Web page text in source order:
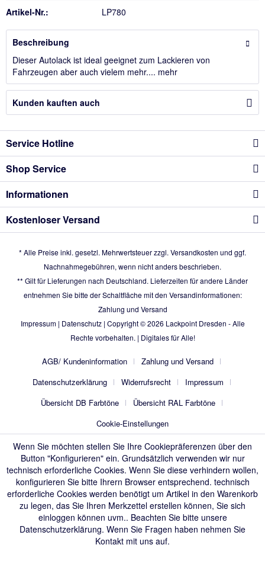
Artikel-Nr.: LP780
Beschreibung
Dieser Autolack ist ideal geeignet zum Lackieren von
Fahrzeugen aber auch vielem mehr.... mehr
Kunden kauften auch
Service Hotline
Shop Service
Informationen
Kostenloser Versand
* Alle Preise inkl. gesetzl. Mehrwertsteuer zzgl. Versandkosten und ggf.
Nachnahmegebühren, wenn nicht anders beschrieben.
** Gilt für Lieferungen nach Deutschland. Lieferzeiten für andere Länder
entnehmen Sie bitte der Schaltfläche mit den Versandinformationen:
Zahlung und Versand
Impressum| Datenschutz| Copyright © 2026 Lackpoint Dresden - Alle
Rechte vorbehalten. | Digitales für Alle!
AGB/ Kundeninformation
Zahlung und Versand
Datenschutzerklärung
Widerrufsrecht
Impressum
Übersicht DB Farbtöne
Übersicht RAL Farbtöne
Cookie-Einstellungen
Wenn Sie möchten stellen Sie Ihre Cookiepräferenzen über den
Button "Konfigurieren" ein. Grundsätzlich verwenden wir nur
technisch erforderliche Cookies. Wenn Sie diese verhindern wollen,
konfigurieren Sie bitte Ihrern Browser entsprechend. technisch
erforderliche Cookies werden benötigt um Artikel in den Warenkorb
zu legen, das Sie Ihren Merkzettel erstellen können, Sie sich
einloggen können uvm.. Beachten Sie bitte unsere
Datenschutzerklärung. Wenn Sie Fragen haben nehmen Sie
Kontakt mit uns auf.